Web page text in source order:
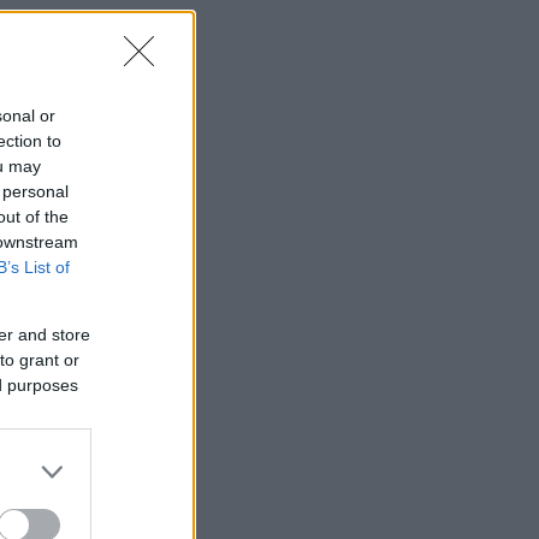
or
to
may
of the
List of
and store
grant or
purposes